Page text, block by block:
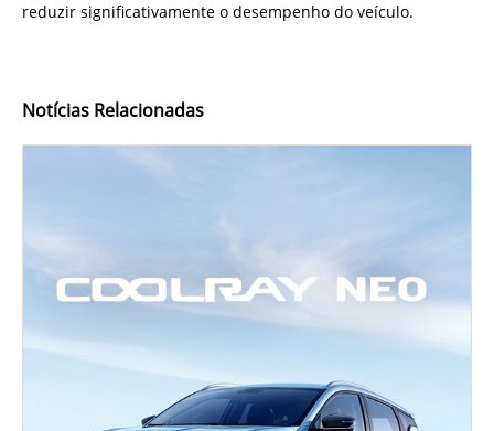
reduzir significativamente o desempenho do veículo.
Notícias Relacionadas